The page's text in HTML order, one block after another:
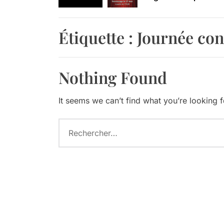
Retrouvez-nous au
Étiquette : Journée
Nothing Found
It seems we can’t find what you’re looking